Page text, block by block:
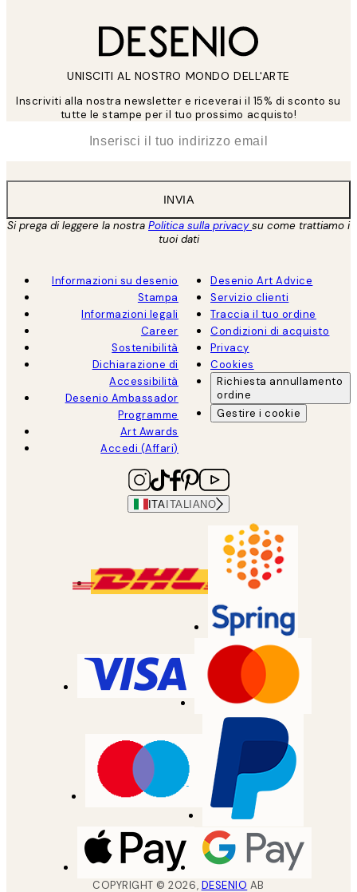
UNISCITI AL NOSTRO MONDO DELL'ARTE
Inscriviti alla nostra newsletter e riceverai il 15% di sconto su
tutte le stampe per il tuo prossimo acquisto!
INVIA
Si prega di leggere la nostra Politica sulla privacysu come trattiamo i
tuoi dati
Informazioni su desenio
Stampa
Informazioni legali
Career
Sostenibilità
Dichiarazione di
Accessibilità
Desenio Ambassador
Programme
Art Awards
Accedi (Affari)
Desenio Art Advice
Servizio clienti
Traccia il tuo ordine
Condizioni di acquisto
Privacy
Cookies
Richiesta annullamento
ordine
Gestire i cookie
ITA ITALIANO
COPYRIGHT ©2026, DESENIO AB